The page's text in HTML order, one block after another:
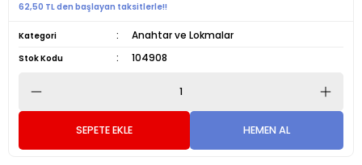
62,50 TL den başlayan taksitlerle!!
Kategori Anahtar ve Lokmalar
Stok Kodu 104908
SEPETE EKLE HEMEN AL